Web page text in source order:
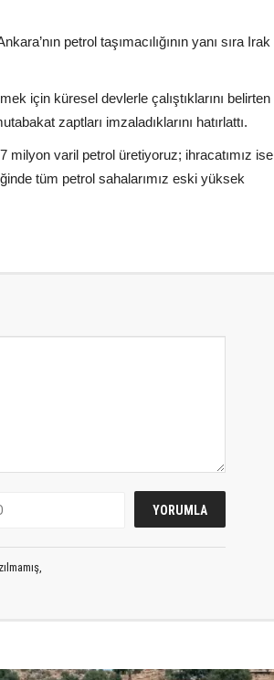
petrol taşımacılığının yanı sıra Irak
için küresel devlerle çalıştıklarını belirten
zaptları imzaladıklarını hatırlattı.
milyon varil petrol üretiyoruz; ihracatımız ise
tüm petrol sahalarımız eski yüksek